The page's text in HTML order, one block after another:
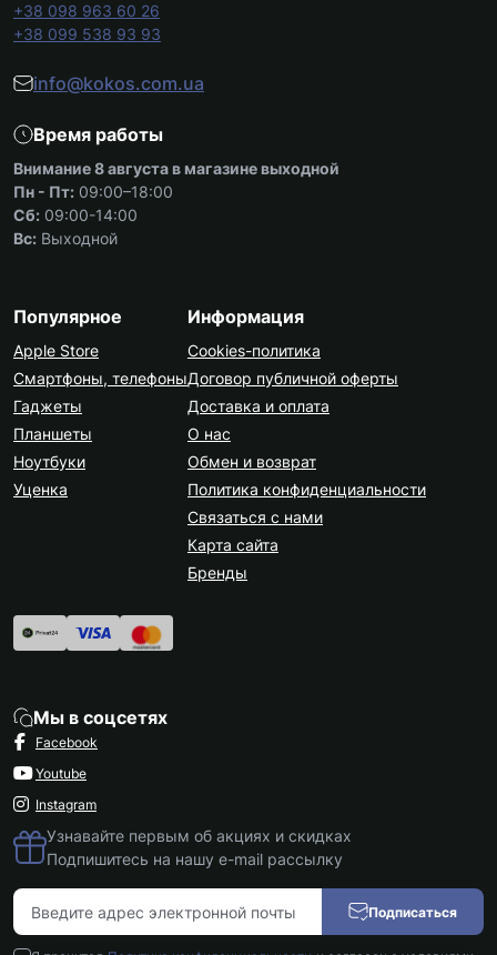
+38 098 963 60 26
+38 099 538 93 93
info@kokos.com.ua
Время работы
Внимание 8 августа в магазине выходной
Пн - Пт: 09:00–18:00
Сб: 09:00-14:00
Вс: Выходной
Популярное
Apple Store
Смартфоны, телефоны
Гаджеты
Планшеты
Ноутбуки
Уценка
Информация
Cookies-политика
Договор публичной оферты
Доставка и оплата
О нас
Обмен и возврат
Политика конфиденциальности
Связаться с нами
Карта сайта
Бренды
Мы в соцсетях
Facebook
Youtube
Instagram
Узнавайте первым об акциях и скидках
Подпишитесь на нашу e-mail рассылку
Подписаться